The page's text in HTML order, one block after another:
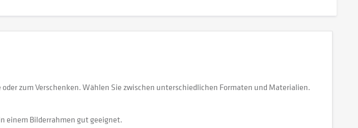
zum Verschenken. Wählen Sie zwischen unterschiedlichen Formaten und Materialien.
einem Bilderrahmen gut geeignet.